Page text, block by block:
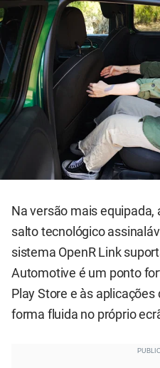
Na versão mais
salto tecnológico
sistema OpenR Link
Automotive é um ponto
Play Store e às
forma fluida no próprio